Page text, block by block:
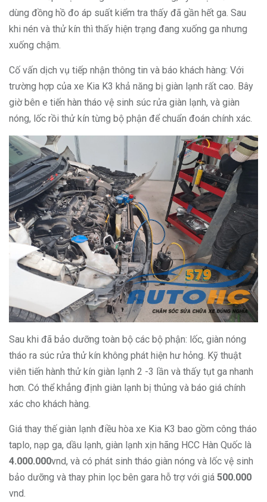
dùng đồng hồ đo áp suất kiểm tra thấy đã gần hết ga. Sau
khi nén và thử kín thì thấy hiện trạng đang xuống ga nhưng
xuống chậm.
Cố vấn dịch vụ tiếp nhận thông tin và báo khách hàng: Với
trường hợp của xe Kia K3 khả năng bị giàn lạnh rất cao. Bây
giờ bên e tiến hàn tháo vệ sinh súc rửa giàn lạnh, và giàn
nóng, lốc rồi thử kín từng bộ phận để chuẩn đoán chính xác.
Sau khi đã bảo dưỡng toàn bộ các bộ phận: lốc, giàn nóng
tháo ra súc rửa thử kín không phát hiện hư hỏng. Kỹ thuật
viên tiến hành thử kín giàn lạnh 2 -3 lần và thấy tụt ga nhanh
hơn. Có thể khẳng định giàn lạnh bị thủng và báo giá chính
xác cho khách hàng.
Giá thay thế giàn lạnh điều hòa xe Kia K3 bao gồm công tháo
taplo, nạp ga, dầu lạnh, giàn lạnh xịn hãng HCC Hàn Quốc là
4.000.000vnd, và có phát sinh tháo giàn nóng và lốc vệ sinh
bảo dưỡng và thay phin lọc bên gara hỗ trợ với giá 500.000
vnd.